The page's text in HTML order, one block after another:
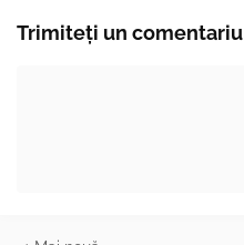
Trimiteți un comentariu